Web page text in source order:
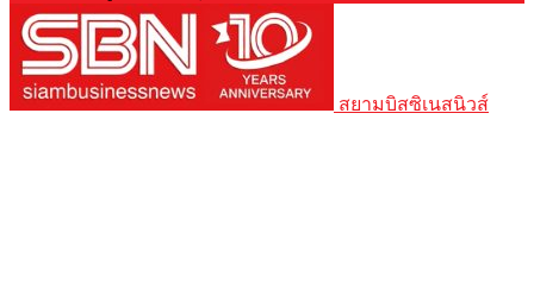
สยามบิสซิเนสนิวส์